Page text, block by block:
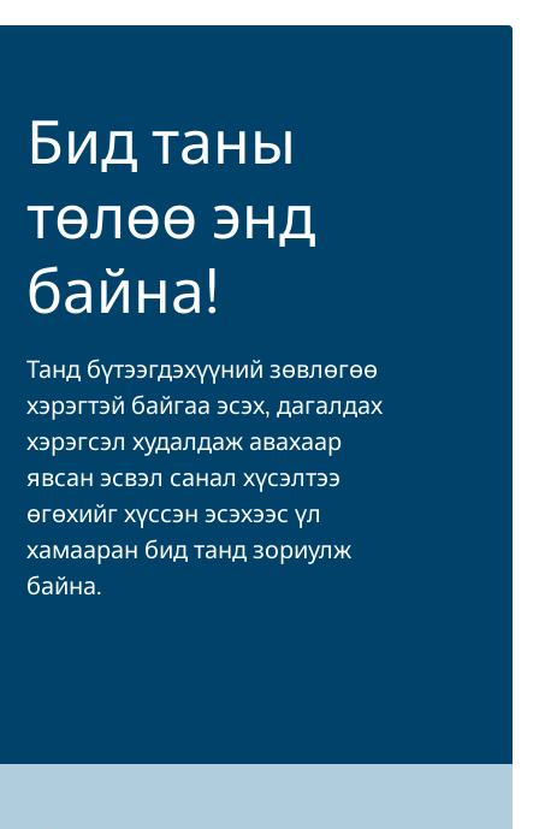
Бид таны
төлөө энд
байна!
Танд бүтээгдэхүүний зөвлөгөө
хэрэгтэй байгаа эсэх, дагалдах
хэрэгсэл худалдаж авахаар
явсан эсвэл санал хүсэлтээ
өгөхийг хүссэн эсэхээс үл
хамааран бид танд зориулж
байна.